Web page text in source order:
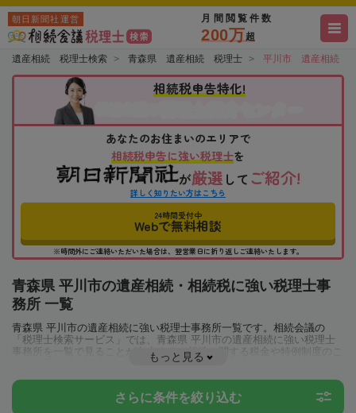
朝日新聞社運営 月間閲覧件数
200万超
遺産相続 税理士検索 青森県 遺産相続 税理士 平川市 遺産相続
相続税申告特化!
あなたのお住まいのエリアで
相続税申告に強い税理士を
が厳選 して ご紹介!
詳しく知りたい方はこちら
24時間受付中
Webで無料相談
※時間外にご連絡いただいた場合は、翌営業日に折り返しご連絡いたします。
青森県 平川市の遺産相続・相続税に強い税理士事
務所 一覧
青森県 平川市の遺産相続に強い税理士事務所一覧です。相続会議の
「税理士検索サービス」では、青森県 平川市の遺産相続に強い税理士
事務所を一覧で見ることが出来ます。相続に関する税金や特例制度のこ
とは一度近隣の税理士に相談してみましょう。
もっと見る
さらに条件を絞り込む